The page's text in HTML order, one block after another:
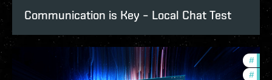
Communication is Key – Local Chat Test
#
#